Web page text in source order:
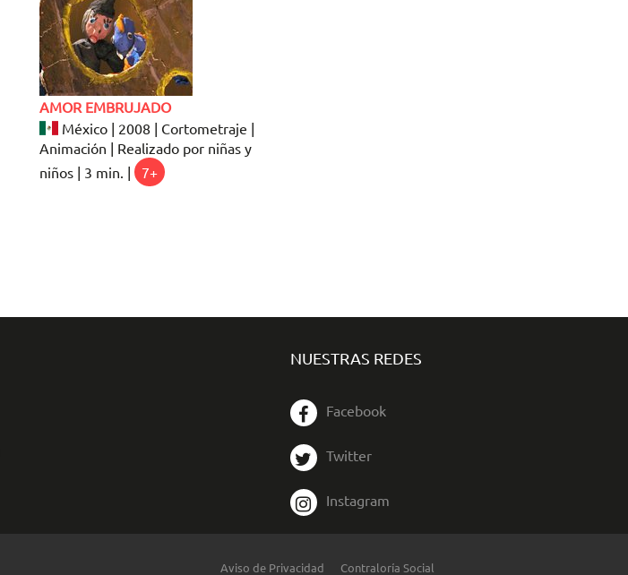
AMOR EMBRUJADO
México | 2008 | Cortometraje |
Animación | Realizado por niñas y
niños | 3 min. |
7+
NUESTRAS REDES
Facebook
Twitter
Instagram
Aviso de Privacidad Contraloría Social